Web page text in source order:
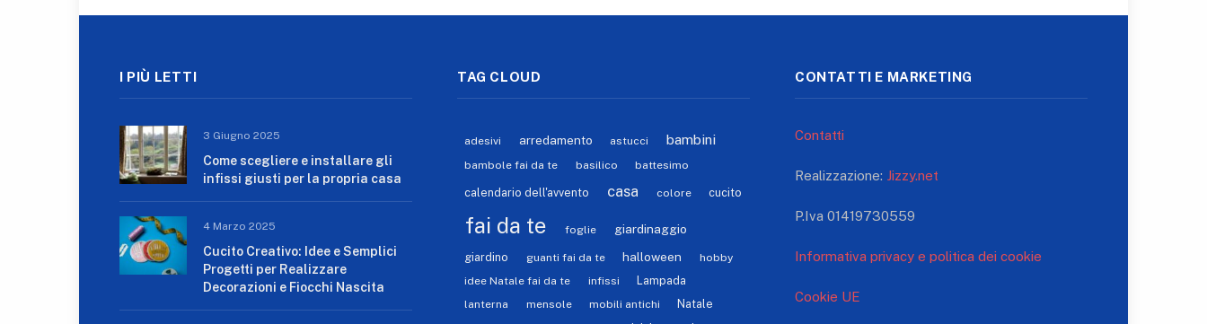
I PIÙ LETTI
3 Giugno 2025
Come scegliere e installare gli
infissi giusti per la propria casa
4 Marzo 2025
Cucito Creativo: Idee e Semplici
Progetti per Realizzare
Decorazioni e Fiocchi Nascita
TAG CLOUD
adesivi arredamento astucci bambini
bambole fai da te basilico battesimo
calendario dell'avvento casa colore cucito
fai da te foglie giardinaggio
giardino guanti fai da te halloween
hobby
idee Natale fai da te
infissi Lampada
lanterna mensole mobili antichi Natale
CONTATTI E MARKETING
Contatti
Realizzazione: Jizzy.net
P.Iva 01419730559
Informativa privacy e politica dei cookie
Cookie UE